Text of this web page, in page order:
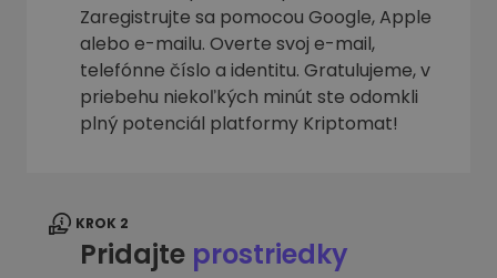
Zaregistrujte sa pomocou Google, Apple
alebo e-mailu. Overte svoj e-mail,
telefónne číslo a identitu. Gratulujeme, v
priebehu niekoľkých minút ste odomkli
plný potenciál platformy Kriptomat!
KROK 2
Pridajte prostriedky